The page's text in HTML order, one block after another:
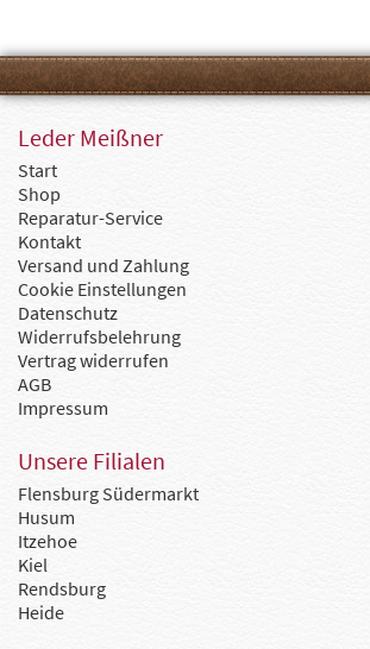
Leder Meißner
Start
Shop
Reparatur-Service
Kontakt
Versand und Zahlung
Cookie Einstellungen
Datenschutz
Widerrufsbelehrung
Vertrag widerrufen
AGB
Impressum
Unsere Filialen
Flensburg Südermarkt
Husum
Itzehoe
Kiel
Rendsburg
Heide